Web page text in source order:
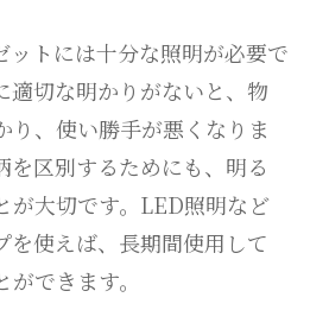
ットには十分な照明が必要で
適切な明かりがないと、物
り、使い勝手が悪くなりま
を区別するためにも、明る
が大切です。LED照明など
を使えば、長期間使用して
できます。